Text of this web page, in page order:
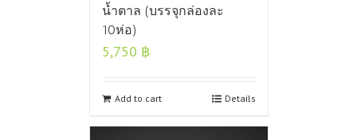
น้ำตาล (บรรจุกล่องละ
10ห่อ)
5,750 ฿
Add to cart Details